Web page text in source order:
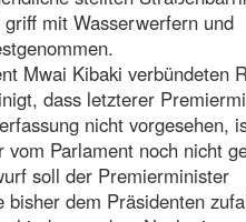
mit Wasserwerfern und
Mwai Kibaki verbündeten
dass letzterer
nicht vorgesehen,
Parlament noch nicht
soll der Premierminister
bisher dem Präsidenten